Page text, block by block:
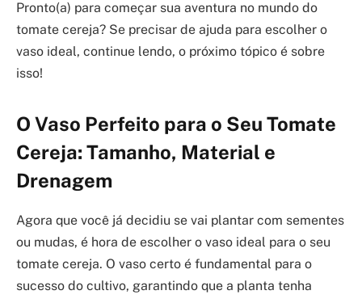
Pronto(a) para começar sua aventura no mundo do
tomate cereja? Se precisar de ajuda para escolher o
vaso ideal, continue lendo, o próximo tópico é sobre
isso!
O Vaso Perfeito para o Seu Tomate
Cereja: Tamanho, Material e
Drenagem
Agora que você já decidiu se vai plantar com sementes
ou mudas, é hora de escolher o vaso ideal para o seu
tomate cereja. O vaso certo é fundamental para o
sucesso do cultivo, garantindo que a planta tenha